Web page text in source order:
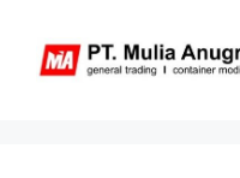
content